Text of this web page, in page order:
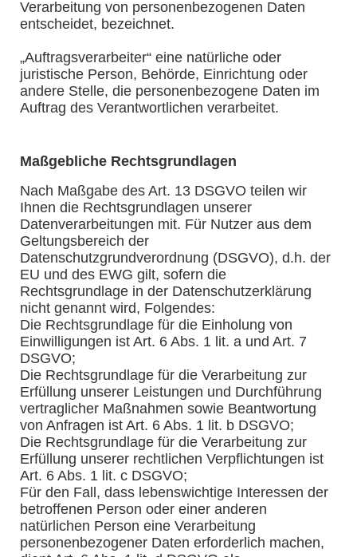
Verarbeitung von personenbezogenen Daten
entscheidet, bezeichnet.
„Auftragsverarbeiter“ eine natürliche oder
juristische Person, Behörde, Einrichtung oder
andere Stelle, die personenbezogene Daten im
Auftrag des Verantwortlichen verarbeitet.
Maßgebliche Rechtsgrundlagen
Nach Maßgabe des Art. 13 DSGVO teilen wir
Ihnen die Rechtsgrundlagen unserer
Datenverarbeitungen mit. Für Nutzer aus dem
Geltungsbereich der
Datenschutzgrundverordnung (DSGVO), d.h. der
EU und des EWG gilt, sofern die
Rechtsgrundlage in der Datenschutzerklärung
nicht genannt wird, Folgendes:
Die Rechtsgrundlage für die Einholung von
Einwilligungen ist Art. 6 Abs. 1 lit. a und Art. 7
DSGVO;
Die Rechtsgrundlage für die Verarbeitung zur
Erfüllung unserer Leistungen und Durchführung
vertraglicher Maßnahmen sowie Beantwortung
von Anfragen ist Art. 6 Abs. 1 lit. b DSGVO;
Die Rechtsgrundlage für die Verarbeitung zur
Erfüllung unserer rechtlichen Verpflichtungen ist
Art. 6 Abs. 1 lit. c DSGVO;
Für den Fall, dass lebenswichtige Interessen der
betroffenen Person oder einer anderen
natürlichen Person eine Verarbeitung
personenbezogener Daten erforderlich machen,